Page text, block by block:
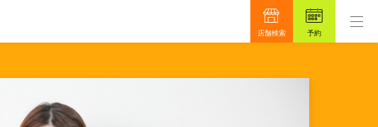
もっと真面目に、もっと安心を目指して48年。 先に
店舗検索 予約